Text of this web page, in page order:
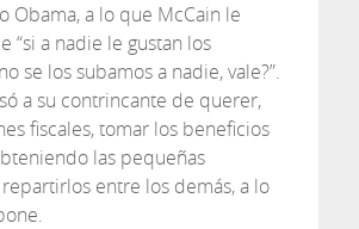
Obama, a lo que McCain le
“si a nadie le gustan los
se los subamos a nadie, vale?”.
a su contrincante de querer,
fiscales, tomar los beneficios
las pequeñas
entre los demás, a lo